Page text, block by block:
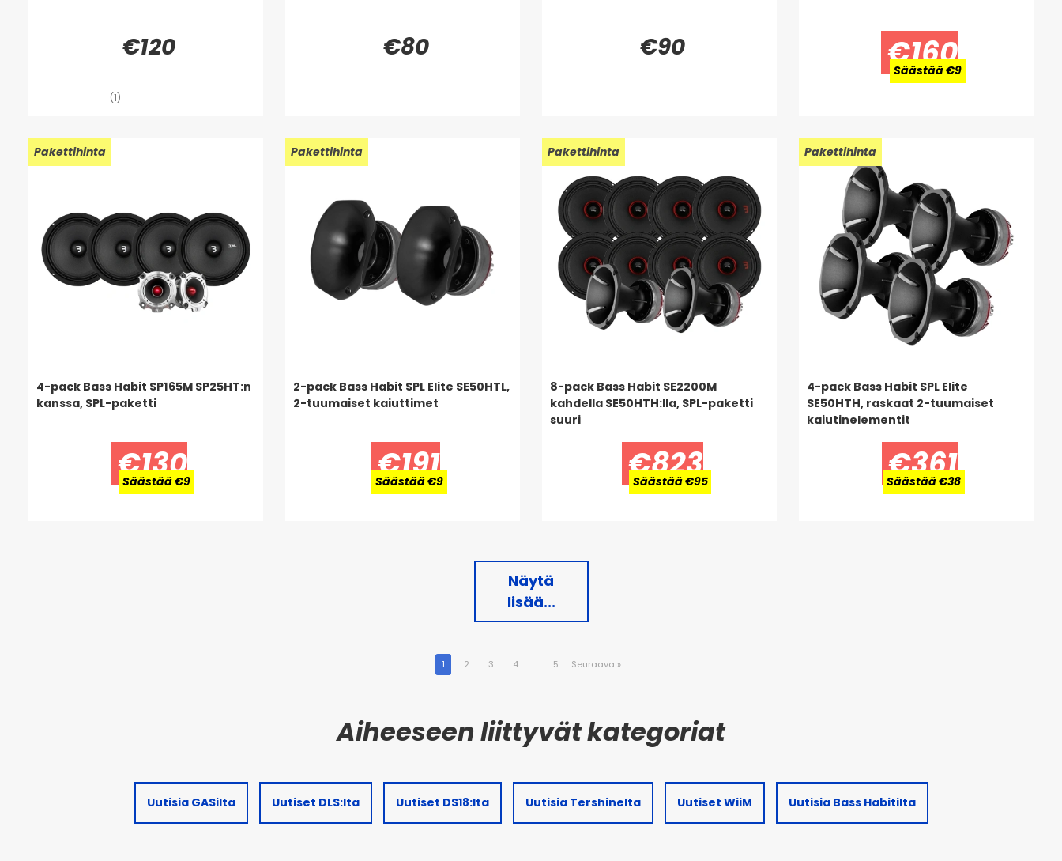
€120
(1)
€80 €90 €160
Säästää €9
Uusi!
Pakettihinta
4-pack Bass Habit SP165M SP25HT:n
kanssa, SPL-paketti
€130
Säästää €9
Uusi!
Pakettihinta
2-pack Bass Habit SPL Elite SE50HTL,
2-tuumaiset kaiuttimet
€191
Säästää €9
Uusi!
Pakettihinta
8-pack Bass Habit SE2200M
kahdella SE50HTH:lla, SPL-paketti
suuri
€823
Säästää €95
Uusi!
Pakettihinta
4-pack Bass Habit SPL Elite
SE50HTH, raskaat 2-tuumaiset
kaiutinelementit
€361
Säästää €38
Näytä
lisää...
1 2 3 4 .. 5 Seuraava »
Uutisia GASilta Uutiset DLS:lta Uutiset DS18:lta Uutisia Tershinelta Uutiset WiiM Uutisia Bass Habitilta